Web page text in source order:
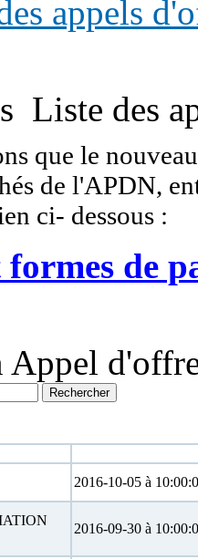
appels
Liste des
que le
de l'APDN,
ci- dessous :
de
Appel
2016-10-05 à
2016-09-30 à